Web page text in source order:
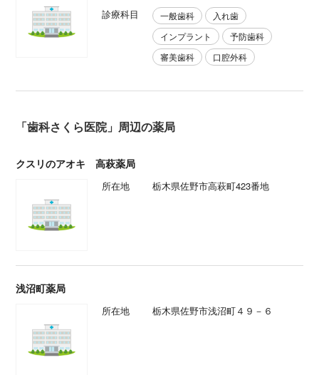
診療科目
一般歯科
入れ歯
インプラント
予防歯科
審美歯科
口腔外科
「歯科さくら医院」周辺の薬局
クスリのアオキ 高萩薬局
所在地 栃木県佐野市高萩町423番地
浅沼町薬局
所在地 栃木県佐野市浅沼町４９－６